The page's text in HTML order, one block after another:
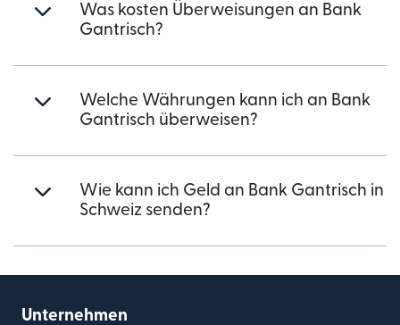
Was kosten Überweisungen an Bank
Gantrisch?
Welche Währungen kann ich an Bank
Gantrisch überweisen?
Wie kann ich Geld an Bank Gantrisch in
Schweiz senden?
Unternehmen